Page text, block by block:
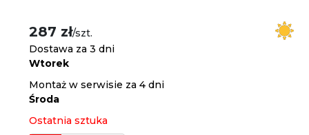
287 zł/szt.
Dostawa za 3 dni
Wtorek
Montaż w serwisie za 4 dni
Środa
Ostatnia sztuka